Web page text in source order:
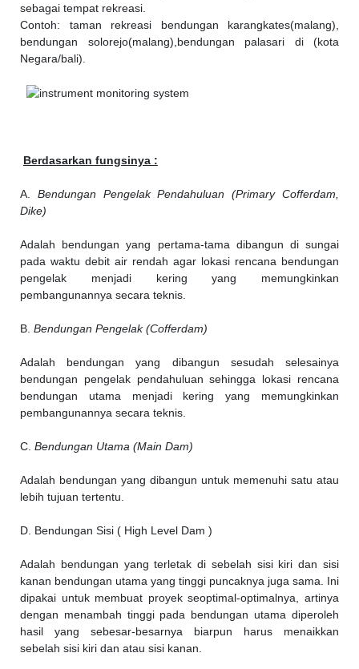
sebagai tempat rekreasi.
Contoh: taman rekreasi bendungan karangkates(malang),
bendungan solorejo(malang),bendungan palasari di (kota
Negara/bali).
Berdasarkan fungsinya :
A.
Bendungan Pengelak Pendahuluan (Primary Cofferdam,
Dike)
Adalah bendungan yang pertama-tama dibangun di sungai
pada waktu debit air rendah agar lokasi rencana bendungan
pengelak menjadi kering yang memungkinkan
pembangunannya secara teknis.
B. Bendungan Pengelak (Cofferdam)
Adalah bendungan yang dibangun sesudah selesainya
bendungan pengelak pendahuluan sehingga lokasi rencana
bendungan utama menjadi kering yang memungkinkan
pembangunannya secara teknis.
C. Bendungan Utama (Main Dam)
Adalah bendungan yang dibangun untuk memenuhi satu atau
lebih tujuan tertentu.
D. Bendungan Sisi ( High Level Dam )
Adalah bendungan yang terletak di sebelah sisi kiri dan sisi
kanan bendungan utama yang tinggi puncaknya juga sama. Ini
dipakai untuk membuat proyek seoptimal-optimalnya, artinya
dengan menambah tinggi pada bendungan utama diperoleh
hasil yang sebesar-besarnya biarpun harus menaikkan
sebelah sisi kiri dan atau sisi kanan.